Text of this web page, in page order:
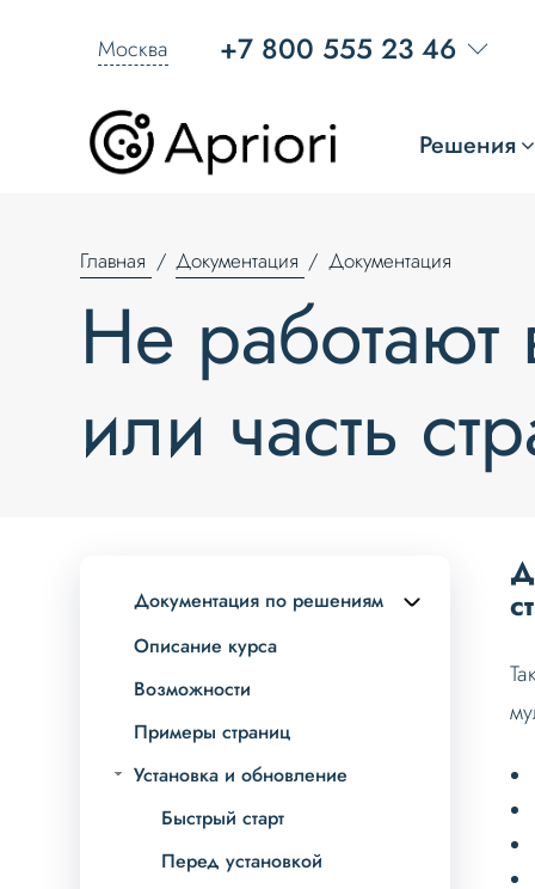
Москва +7 800 555 23 46
Решения
Главная Документация Документация
Не работают
или часть
Документация по решениям
Описание курса
Возможности
Примеры страниц
Установка и обновление
Быстрый старт
Перед установкой